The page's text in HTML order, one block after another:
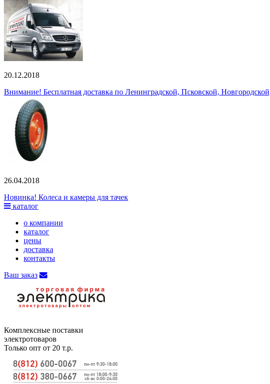
20.12.2018
Внимание! Бесплатная доставка по Ленинградской, Псковской,
26.04.2018
Новинка! Колеса и камеры для тачек
каталог
о компании
каталог
цены
доставка
контакты
Ваш заказ
Комплексные поставки
электротоваров
Только опт от 20 т.р.